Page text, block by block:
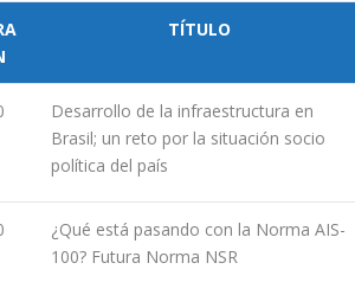
TÍTULO
Desarrollo de la infraestructura en
Brasil; un reto por la situación socio
política del país
¿Qué está pasando con la Norma AIS-
100? Futura Norma NSR